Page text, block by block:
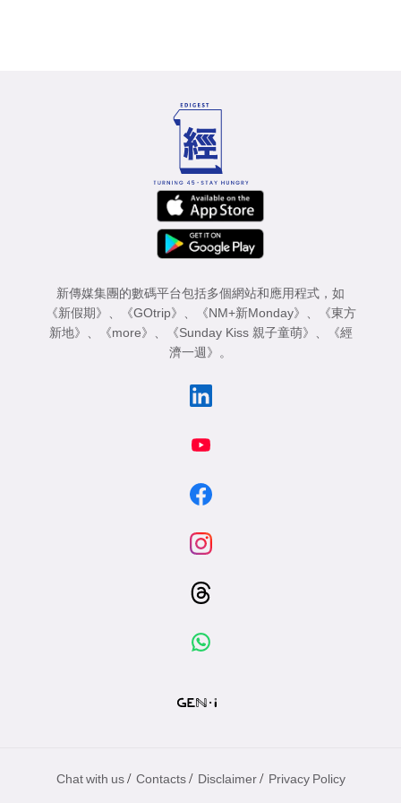
新傳媒集團的數碼平台包括多個網站和應用程式，如
《新假期》
《GOtrip》 《NM+新Monday》
《東方
新地》
《more》 《Sunday Kiss 親子童萌》
《經
濟一週》
。
Chat with us / Contacts / Disclaimer / Privacy Policy